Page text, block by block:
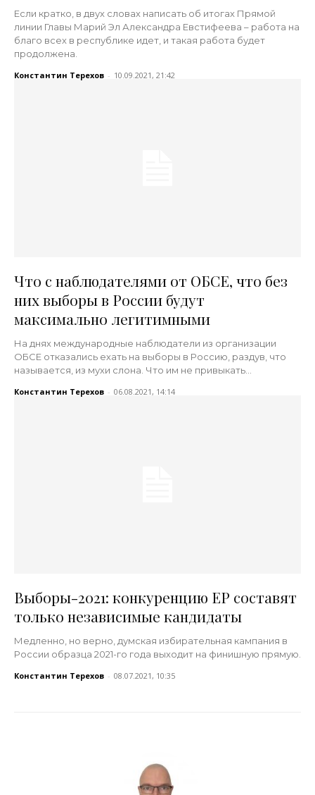
Если кратко, в двух словах написать об итогах Прямой
линии Главы Марий Эл Александра Евстифеева – работа на
благо всех в республике идет, и такая работа будет
продолжена.
Константин Терехов - 10.09.2021, 21:42
Что с наблюдателями от ОБСЕ, что без
них выборы в России будут
максимально легитимными
На днях международные наблюдатели из организации
ОБСЕ отказались ехать на выборы в Россию, раздув, что
называется, из мухи слона. Что им не привыкать…
Константин Терехов - 06.08.2021, 14:14
Выборы-2021: конкуренцию ЕР составят
только независимые кандидаты
Медленно, но верно, думская избирательная кампания в
России образца 2021-го года выходит на финишную прямую.
Константин Терехов - 08.07.2021, 10:35